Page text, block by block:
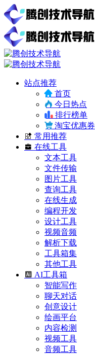
站点推荐
首页
今日热点
排行榜单
淘宝优惠券
常用推荐
在线工具
文本工具
文件传输
图片工具
查询工具
在线生成
编程开发
设计工具
视频音频
解析下载
工具箱集
其他工具
AI工具箱
智能写作
聊天对话
创意设计
绘画平台
内容检测
视频工具
音频工具